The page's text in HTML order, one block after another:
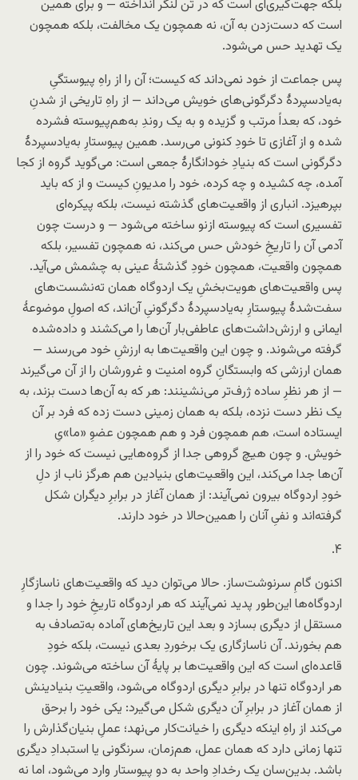
بلکه جهت‌گیری‌ای است که در تن لنگر انداخته — و برای همین
است که دست‌زدن به آن، نه همچون یک مخالفت، بلکه همچون
یک تهدید حس می‌شود.
پس جماعت از خود نمی‌داند که کیست؛ آن را از راهِ پیوستگیِ
به‌یاد‌سپردهٔ دگرگونی‌های خویش می‌داند — از راهِ تاریخی از شدنِ
خود، که بعداً مرتب و گزیده و به یک روندِ به‌هم‌پیوسته فشرده
شده و از آغازی تا خودِ کنونی می‌رسد. همین پیوستارِ به‌یاد‌سپردهٔ
دگرگونی است که بنیادِ خودانگارهٔ جمعی است: می‌گوید گروه از کجا
آمده، چه کشیده و چه کرده، خود را مدیونِ کیست و از که باید
بپرهیزد. انباری از واقعیت‌های گذشته نیست، بلکه پیکره‌ای
تفسیری است که پیوسته از‌نو ساخته می‌شود — و درست چون
آدمی آن را تاریخِ خودش حس می‌کند، نه همچون تفسیر، بلکه
همچون واقعیت، همچون خودِ گذشتهٔ عینی به چشمش می‌آید.
پس واقعیت‌های هویت‌بخشِ یک اردوگاه همان ته‌نشست‌های
سفت‌شدهٔ پیوستارِ به‌یاد‌سپردهٔ دگرگونیِ آن‌اند، که اصولِ موضوعهٔ
ایمانی و ارزش‌داشت‌های عاطفی‌بار آن‌ها را می‌کشند و داده‌شده
گرفته می‌شوند. و چون این واقعیت‌ها به ارزشِ خود می‌رسند —
همان ارزشی که وابستگانِ گروه امنیت و غرورشان را از آن می‌گیرند
— از هر نظرِ ساده ژرف‌تر می‌نشینند: هر که به آن‌ها دست بزند، به
یک نظر دست نزده، بلکه به همان زمینی دست زده که فرد بر آن
ایستاده است، هم همچون فرد و هم همچون عضوِ «ما»یِ
خویش. و چون هیچ گروهی جدا از گروه‌هایی نیست که خود را از
آن‌ها جدا می‌کند، این واقعیت‌های بنیادین هم هرگز ناب از دلِ
خودِ اردوگاه بیرون نمی‌آیند: از همان آغاز در برابرِ دیگران شکل
گرفته‌اند و نفیِ آنان را همین‌حالا در خود دارند.
۴.
اکنون گامِ سرنوشت‌ساز. حالا می‌توان دید که واقعیت‌های ناسازگارِ
اردوگاه‌ها این‌طور پدید نمی‌آیند که هر اردوگاه تاریخِ خود را جدا و
مستقل از دیگری بسازد و بعد این تاریخ‌های آماده به‌تصادف به
هم بخورند. آن ناسازگاری یک برخوردِ بعدی نیست، بلکه خودِ
قاعده‌ای است که این واقعیت‌ها بر پایهٔ آن ساخته می‌شوند. چون
هر اردوگاه تنها در برابرِ دیگری اردوگاه می‌شود، واقعیتِ بنیادینش
از همان آغاز در برابرِ آن دیگری شکل می‌گیرد: یکی خود را برحق
می‌کند از راهِ اینکه دیگری را خیانت‌کار می‌نهد؛ عملِ بنیان‌گذارش را
تنها زمانی دارد که همان عمل، هم‌زمان، سرنگونی یا استبدادِ دیگری
باشد. بدین‌سان یک رخدادِ واحد به دو پیوستار وارد می‌شود، اما نه